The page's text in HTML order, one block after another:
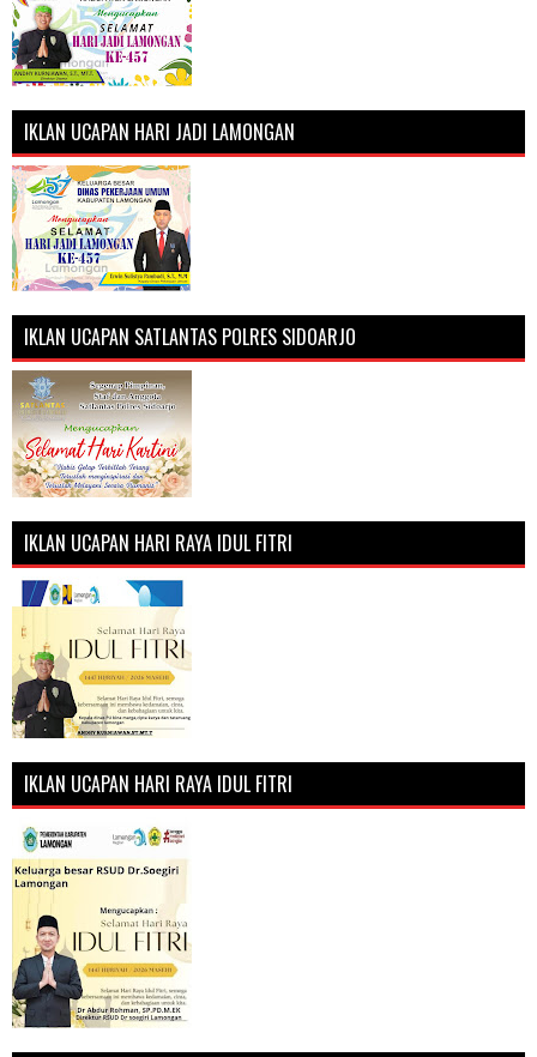
IKLAN UCAPAN HARI JADI LAMONGAN
IKLAN UCAPAN SATLANTAS POLRES SIDOARJO
IKLAN UCAPAN HARI RAYA IDUL FITRI
IKLAN UCAPAN HARI RAYA IDUL FITRI